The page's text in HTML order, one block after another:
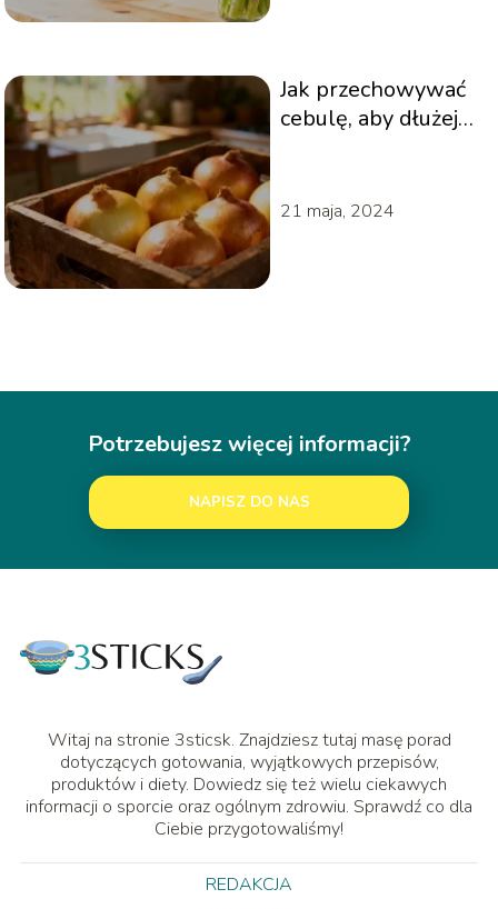
Jak przechowywać
cebulę, aby dłużej
21 maja, 2024
Potrzebujesz więcej informacji?
NAPISZ DO NAS
Witaj na stronie 3sticsk. Znajdziesz tutaj masę porad
dotyczących gotowania, wyjątkowych przepisów,
produktów i diety. Dowiedz się też wielu ciekawych
informacji o sporcie oraz ogólnym zdrowiu. Sprawdź co dla
Ciebie przygotowaliśmy!
REDAKCJA